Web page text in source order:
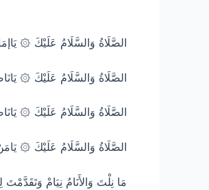
*** الصَّلَاةُ وَالسَّلَامُ عَلَيْكَ ۞
*** الصَّلَاةُ وَالسَّلَامُ عَلَيْكَ ۞
*** الصَّلَاةُ وَالسَّلَامُ عَلَيْكَ ۞
۞ الصَّلَاةُ وَالسَّلَامُ عَلَيْكَ ۞
مَا نِلْتَ وَالأَنَامُ نِيَامْ